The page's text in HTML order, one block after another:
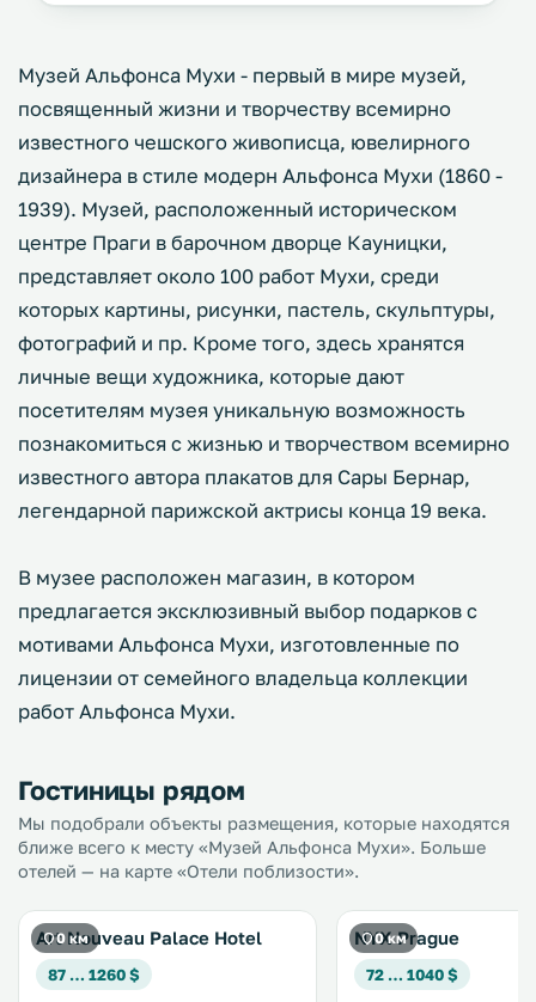
Музей Альфонса Мухи - первый в мире музей,
посвященный жизни и творчеству всемирно
известного чешского живописца, ювелирного
дизайнера в стиле модерн Альфонса Мухи (1860 -
1939). Музей, расположенный историческом
центре Праги в барочном дворце Кауницки,
представляет около 100 работ Мухи, среди
которых картины, рисунки, пастель, скульптуры,
фотографий и пр. Кроме того, здесь хранятся
личные вещи художника, которые дают
посетителям музея уникальную возможность
познакомиться с жизнью и творчеством всемирно
известного автора плакатов для Сары Бернар,
легендарной парижской актрисы конца 19 века.
В музее расположен магазин, в котором
предлагается эксклюзивный выбор подарков с
мотивами Альфонса Мухи, изготовленные по
лицензии от семейного владельца коллекции
работ Альфонса Мухи.
Гостиницы рядом
Мы подобрали объекты размещения, которые находятся
ближе всего к месту «Музей Альфонса Мухи». Больше
отелей — на карте «Отели поблизости».
0 км
Art Nouveau Palace Hotel
87 … 1260 $
0 км
NYX Prague
72 … 1040 $